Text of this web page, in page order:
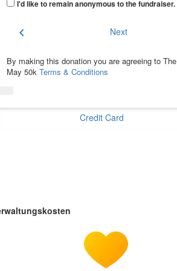
I'd like to remain anonymous to the fundraiser.
chevron_left Next
By making this donation you are agreeing to The
May 50k Terms & Conditions
Credit Card